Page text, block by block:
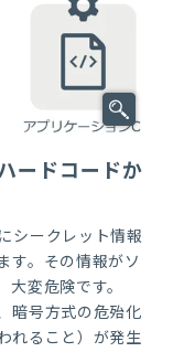
ードコードか
シークレット情報
す。その情報がソ
変危険です。
暗号方式の危殆化
れること）が発生